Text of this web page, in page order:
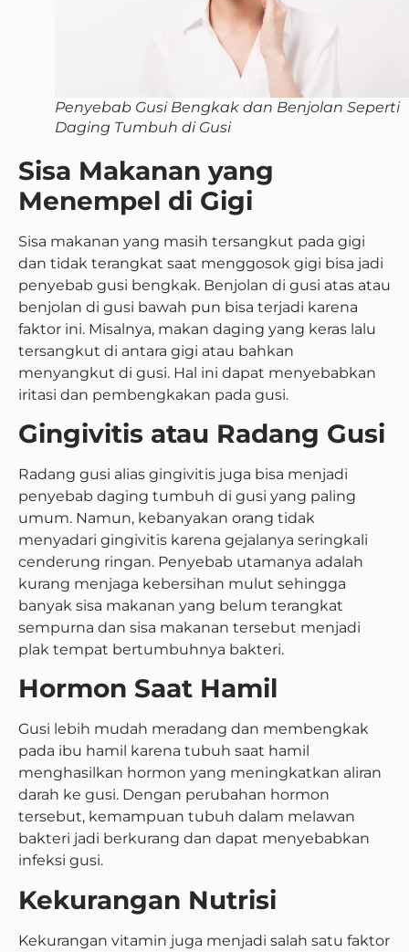
Penyebab Gusi Bengkak dan Benjolan Seperti
Daging Tumbuh di Gusi
Sisa Makanan yang
Menempel di Gigi
Sisa makanan yang masih tersangkut pada gigi
dan tidak terangkat saat menggosok gigi bisa jadi
penyebab gusi bengkak. Benjolan di gusi atas atau
benjolan di gusi bawah pun bisa terjadi karena
faktor ini. Misalnya, makan daging yang keras lalu
tersangkut di antara gigi atau bahkan
menyangkut di gusi. Hal ini dapat menyebabkan
iritasi dan pembengkakan pada gusi.
Gingivitis atau Radang Gusi
Radang gusi alias gingivitis juga bisa menjadi
penyebab daging tumbuh di gusi yang paling
umum. Namun, kebanyakan orang tidak
menyadari gingivitis karena gejalanya seringkali
cenderung ringan. Penyebab utamanya adalah
kurang menjaga kebersihan mulut sehingga
banyak sisa makanan yang belum terangkat
sempurna dan sisa makanan tersebut menjadi
plak tempat bertumbuhnya bakteri.
Hormon Saat Hamil
Gusi lebih mudah meradang dan membengkak
pada ibu hamil karena tubuh saat hamil
menghasilkan hormon yang meningkatkan aliran
darah ke gusi. Dengan perubahan hormon
tersebut, kemampuan tubuh dalam melawan
bakteri jadi berkurang dan dapat menyebabkan
infeksi gusi.
Kekurangan Nutrisi
Kekurangan vitamin juga menjadi salah satu faktor